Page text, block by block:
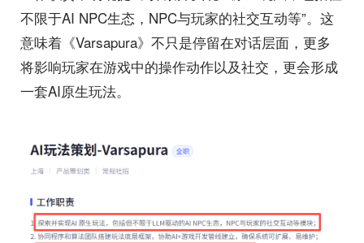
不限于AI NPC生态，NPC与玩家的社交互动等”。这
意味着《Varsapura》不只是停留在对话层面，更多
将影响玩家在游戏中的操作动作以及社交，更会形成
一套AI原生玩法。